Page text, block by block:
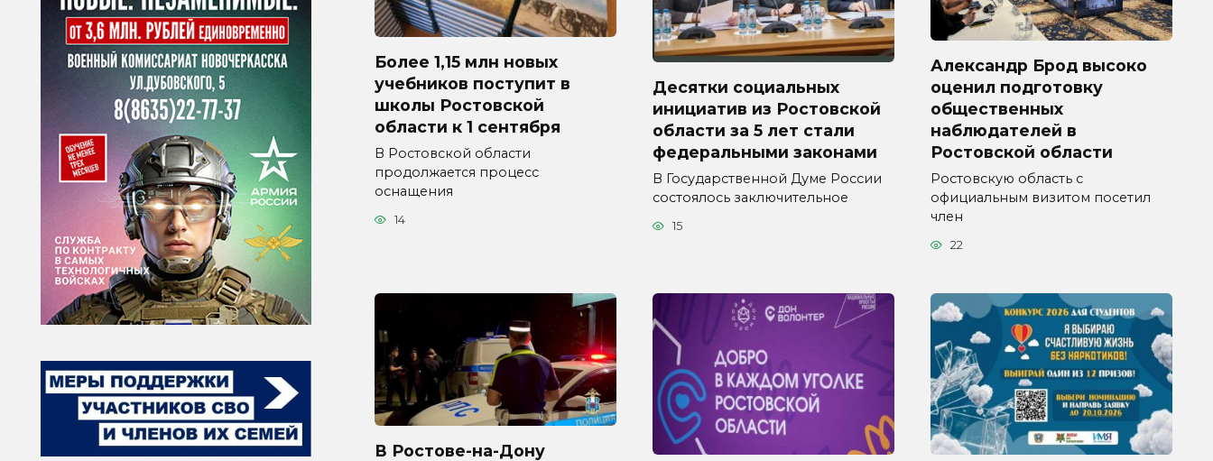
Более 1,15 млн новых
учебников поступит в
школы Ростовской
области к 1 сентября
В Ростовской области
продолжается процесс
оснащения
14
Десятки социальных
инициатив из Ростовской
области за 5 лет стали
федеральными законами
В Государственной Думе России
состоялось заключительное
15
Александр Брод высоко
оценил подготовку
общественных
наблюдателей в
Ростовской области
Ростовскую область с
официальным визитом посетил
член
22
В Ростове-на-Дону